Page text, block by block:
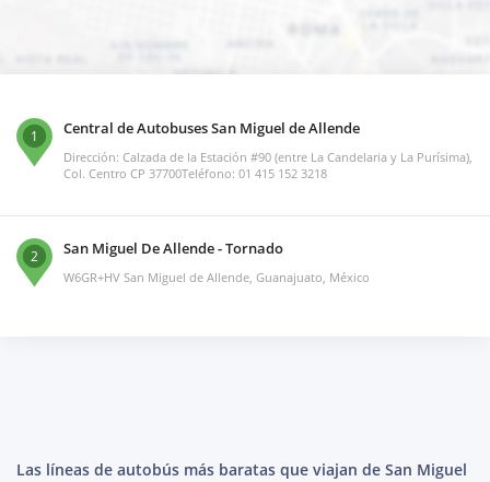
1 Central de Autobuses San Miguel de Allende
Dirección: Calzada de la Estación #90 (entre La Candelaria y La Purísima),
Col. Centro CP 37700Teléfono: 01 415 152 3218
2 San Miguel De Allende - Tornado
W6GR+HV San Miguel de Allende, Guanajuato, México
Las líneas de autobús más baratas que viajan de San Miguel